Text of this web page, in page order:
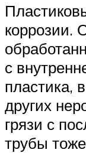
коррозии.
с
пластика,
других
грязи с
трубы